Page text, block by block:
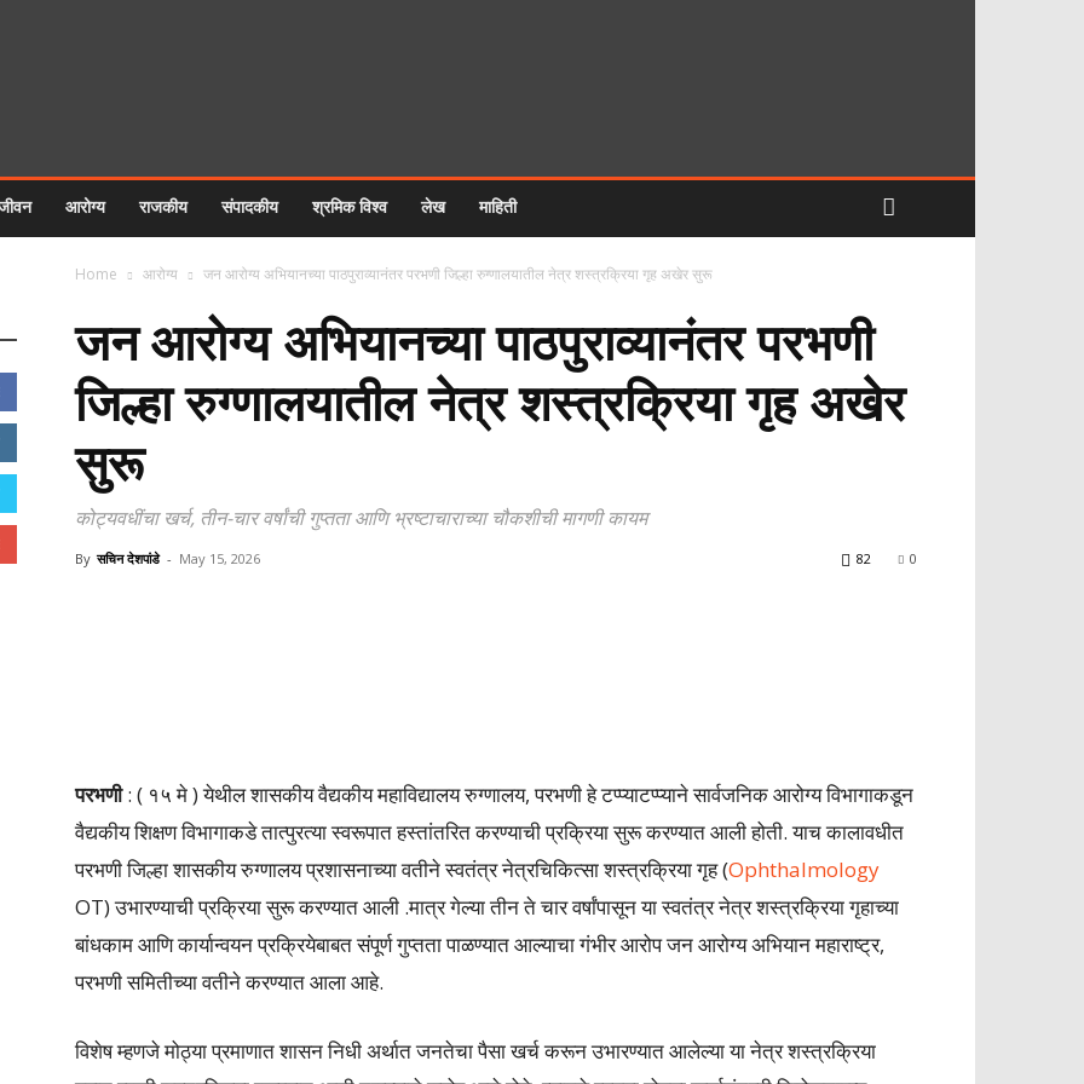
आरोग्य राजकीय संपादकीय श्रमिक विश्व लेख माहिती
Home आरोग्य जन आरोग्य अभियानच्या पाठपुराव्यानंतर परभणी जिल्हा रुग्णालयातील नेत्र शस्त्रक्रिया गृह अखेर सुरू
जन आरोग्य अभियानच्या पाठपुराव्यानंतर परभणी
जिल्हा रुग्णालयातील नेत्र शस्त्रक्रिया गृह अखेर
सुरू
कोट्यवधींचा खर्च, तीन-चार वर्षांची गुप्तता आणि भ्रष्टाचाराच्या चौकशीची मागणी कायम
By सचिन देशपांडे - May 15, 2026 0
82
परभणी: ( १५ मे ) येथील शासकीय वैद्यकीय महाविद्यालय रुग्णालय, परभणी हे टप्प्याटप्प्याने सार्वजनिक आरोग्य विभागाकडून
वैद्यकीय शिक्षण विभागाकडे तात्पुरत्या स्वरूपात हस्तांतरित करण्याची प्रक्रिया सुरू करण्यात आली होती. याच कालावधीत
परभणी जिल्हा शासकीय रुग्णालय प्रशासनाच्या वतीने स्वतंत्र नेत्रचिकित्सा शस्त्रक्रिया गृह (Ophthalmology
OT) उभारण्याची प्रक्रिया सुरू करण्यात आली .मात्र गेल्या तीन ते चार वर्षांपासून या स्वतंत्र नेत्र शस्त्रक्रिया गृहाच्या
बांधकाम आणि कार्यान्वयन प्रक्रियेबाबत संपूर्ण गुप्तता पाळण्यात आल्याचा गंभीर आरोप जन आरोग्य अभियान महाराष्ट्र,
परभणी समितीच्या वतीने करण्यात आला आहे.
विशेष म्हणजे मोठ्या प्रमाणात शासन निधी अर्थात जनतेचा पैसा खर्च करून उभारण्यात आलेल्या या नेत्र शस्त्रक्रिया